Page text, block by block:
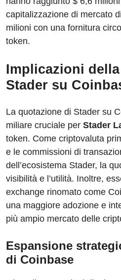
capitalizzazione di mercato
milioni con una fornitura
token.
Implicazioni
Stader su
La quotazione di Stader su
miliare cruciale per Stader
token. Come criptovaluta
e le commissioni di
dell’ecosistema Stader, la
visibilità e l’utilità. Inoltre,
exchange rinomato come
una maggiore adozione e
più ampio mercato delle
Espansione
di Coinbase